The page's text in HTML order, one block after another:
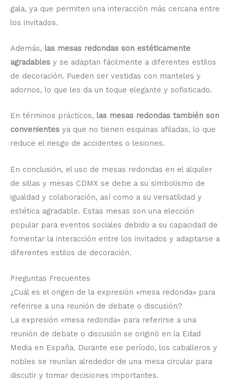
gala, ya que permiten una interacción más cercana entre
los invitados.
Además, las mesas redondas son estéticamente
agradables y se adaptan fácilmente a diferentes estilos
de decoración. Pueden ser vestidas con manteles y
adornos, lo que les da un toque elegante y sofisticado.
En términos prácticos, las mesas redondas también son
convenientes ya que no tienen esquinas afiladas, lo que
reduce el riesgo de accidentes o lesiones.
En conclusión, el uso de mesas redondas en el alquiler
de sillas y mesas CDMX se debe a su simbolismo de
igualdad y colaboración, así como a su versatilidad y
estética agradable. Estas mesas son una elección
popular para eventos sociales debido a su capacidad de
fomentar la interacción entre los invitados y adaptarse a
diferentes estilos de decoración.
Preguntas Frecuentes
¿Cuál es el origen de la expresión «mesa redonda» para
referirse a una reunión de debate o discusión?
La expresión «mesa redonda» para referirse a una
reunión de debate o discusión se originó en la Edad
Media en España. Durante ese período, los caballeros y
nobles se reunían alrededor de una mesa circular para
discutir y tomar decisiones importantes.